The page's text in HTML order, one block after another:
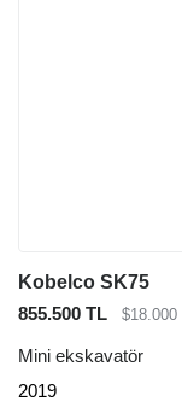
Kobelco SK75
855.500 TL
$18.000
Mini ekskavatör
2019